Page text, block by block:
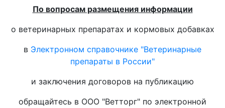
По вопросам размещения информации
о ветеринарных препаратах и кормовых добавках
в Электронном справочнике "Ветеринарные
препараты в России"
и заключения договоров на публикацию
обращайтесь в ООО "Ветторг" по электронной